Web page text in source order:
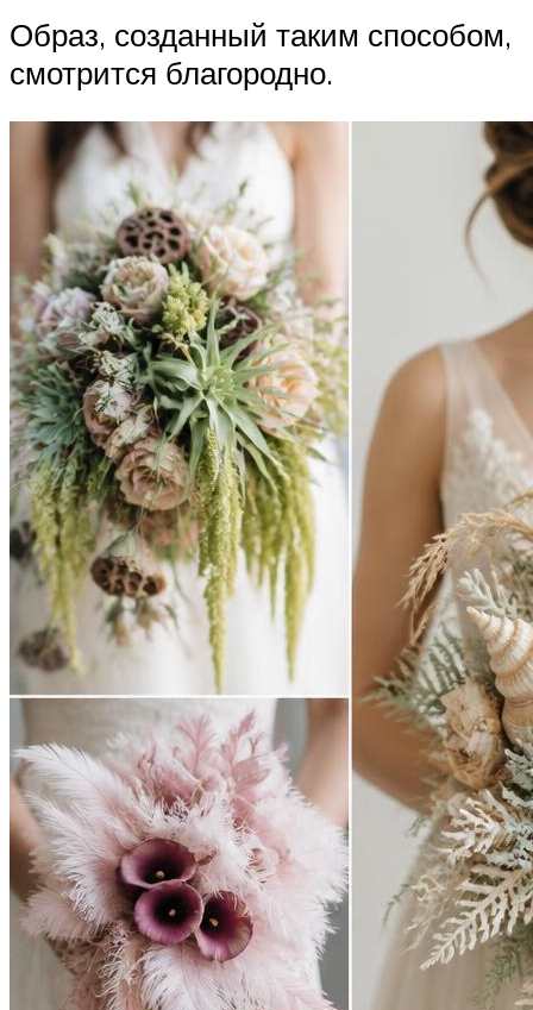
Образ, созданный таким способом,
смотрится благородно.